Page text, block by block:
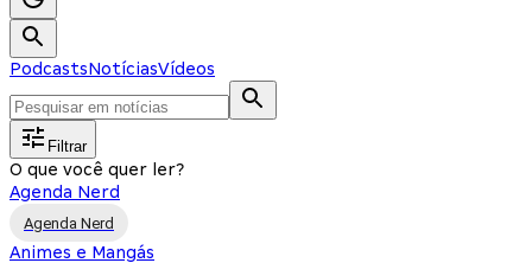
PodcastsNotíciasVídeos
Filtrar
O que você quer ler?
Agenda Nerd
Agenda Nerd
Animes e Mangás